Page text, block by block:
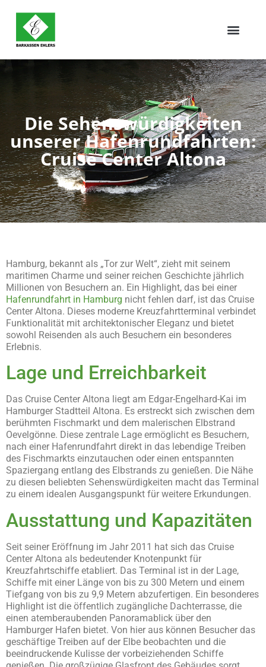
Die Sehenswürdigkeiten
unserer Hafenrundfahrten:
Cruise Center Altona
Hamburg, bekannt als „Tor zur Welt“, zieht mit seinem
maritimen Charme und seiner reichen Geschichte jährlich
Millionen von Besuchern an. Ein Highlight, das bei einer
Hafenrundfahrt in Hamburg nicht fehlen darf, ist das Cruise
Center Altona. Dieses moderne Kreuzfahrtterminal verbindet
Funktionalität mit architektonischer Eleganz und bietet
sowohl Reisenden als auch Besuchern ein besonderes
Erlebnis.
Lage und Erreichbarkeit
Das Cruise Center Altona liegt am Edgar-Engelhard-Kai im
Hamburger Stadtteil Altona. Es erstreckt sich zwischen dem
berühmten Fischmarkt und dem malerischen Elbstrand
Oevelgönne. Diese zentrale Lage ermöglicht es Besuchern,
nach einer Hafenrundfahrt direkt in das lebendige Treiben
des Fischmarkts einzutauchen oder einen entspannten
Spaziergang entlang des Elbstrands zu genießen. Die Nähe
zu diesen beliebten Sehenswürdigkeiten macht das Terminal
zu einem idealen Ausgangspunkt für weitere Erkundungen.
Ausstattung und Kapazitäten
Seit seiner Eröffnung im Jahr 2011 hat sich das Cruise
Center Altona als bedeutender Knotenpunkt für
Kreuzfahrtschiffe etabliert. Das Terminal ist in der Lage,
Schiffe mit einer Länge von bis zu 300 Metern und einem
Tiefgang von bis zu 9,9 Metern abzufertigen. Ein besonderes
Highlight ist die öffentlich zugängliche Dachterrasse, die
einen atemberaubenden Panoramablick über den
Hamburger Hafen bietet. Von hier aus können Besucher das
geschäftige Treiben auf der Elbe beobachten und die
beeindruckende Kulisse der vorbeiziehenden Schiffe